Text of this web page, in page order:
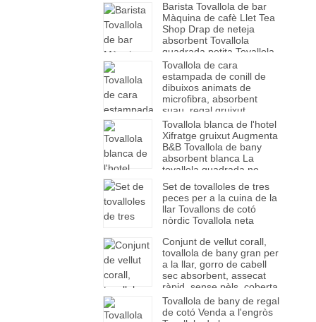
Barista Tovallola de bar
Màquina de cafè Llet Tea
Shop Drap de neteja
absorbent Tovallola
quadrada petita Tovallola
de mà
Tovallola de cara
estampada de conill de
dibuixos animats de
microfibra, absorbent
suau, regal gruixut,
tovallola de cabell sec,
fàbrica a l'engròs
Tovallola blanca de l'hotel
Xifratge gruixut Augmenta
B&B Tovallola de bany
absorbent blanca La
tovallola quadrada no
perd els cabells
Set de tovalloles de tres
peces per a la cuina de la
llar Tovallons de cotó
nòrdic Tovallola neta
Conjunt de vellut corall,
tovallola de bany gran per
a la llar, gorro de cabell
sec absorbent, assecat
ràpid, sense pèls, coberta
de tovallola de bany suau
gruixuda
Tovallola de bany de regal
de cotó Venda a l'engròs